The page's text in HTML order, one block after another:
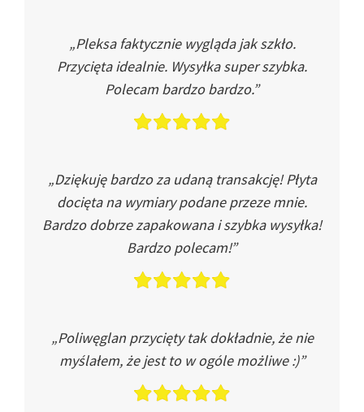
„Pleksa faktycznie wygląda jak szkło.
Przycięta idealnie. Wysyłka super szybka.
Polecam bardzo bardzo.”
„Dziękuję bardzo za udaną transakcję! Płyta
docięta na wymiary podane przeze mnie.
Bardzo dobrze zapakowana i szybka wysyłka!
Bardzo polecam!”
„Poliwęglan przycięty tak dokładnie, że nie
myślałem, że jest to w ogóle możliwe :)”